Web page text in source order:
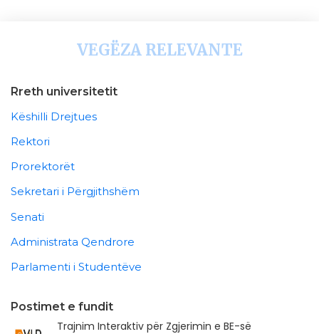
VEGËZA RELEVANTE
Rreth universitetit
Këshilli Drejtues
Rektori
Prorektorët
Sekretari i Përgjithshëm
Senati
Administrata Qendrore
Parlamenti i Studentëve
Postimet e fundit
Trajnim Interaktiv për Zgjerimin e BE-së